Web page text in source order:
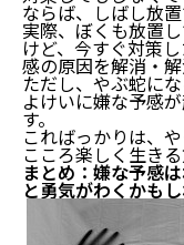
ならば、しばし放
実際、ぼくも放置
けど、今すぐ対策
感の原因を解消・
ただし、やぶ蛇に
よけいに嫌な予感
す。
こればっかりは、
こころ楽しく生き
まとめ：嫌な予感
と勇気がわくかも